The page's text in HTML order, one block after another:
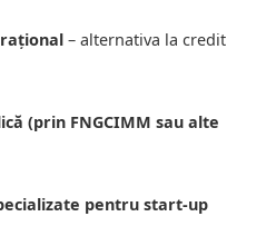
– alternativa la credit
(prin FNGCIMM sau alte
pentru start-up